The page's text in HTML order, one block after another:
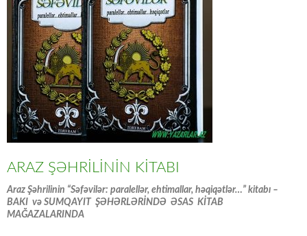
ARAZ ŞƏHRİLİNİN KİTABI
Araz Şəhrilinin “Səfəvilər: paralellər, ehtimallar, həqiqətlər…” kitabı –
BAKI və SUMQAYIT ŞƏHƏRLƏRİNDƏ ƏSAS KİTAB
MAĞAZALARINDA